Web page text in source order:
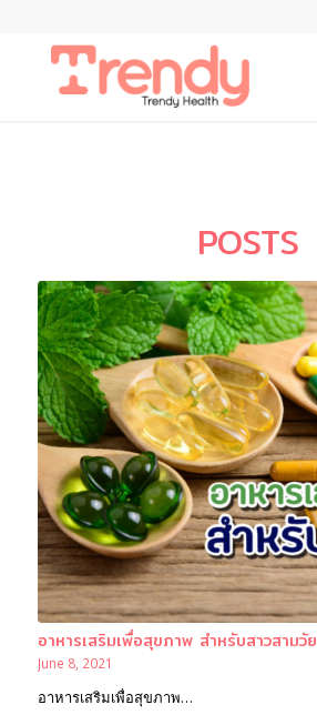
POSTS
อาหารเสริมเพื่อสุขภาพ สำหรับสาวสามวัย
June 8, 2021
อาหารเสริมเพื่อสุขภาพ…